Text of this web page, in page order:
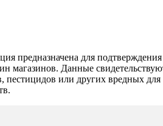
предназначена для подтверждения
магазинов. Данные
пестицидов или других вредных для